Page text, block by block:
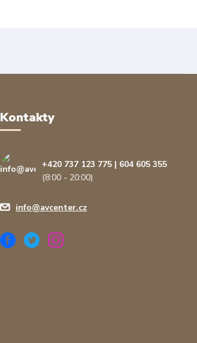
Kontakty
+420 737 123 775 | 604 605 355
(8:00 - 20:00)
info@avcenter.cz